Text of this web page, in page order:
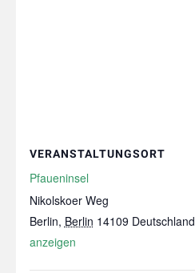
VERANSTALTUNGSORT
Pfaueninsel
Nikolskoer Weg
Berlin, Berlin 14109 Deutschland
anzeigen